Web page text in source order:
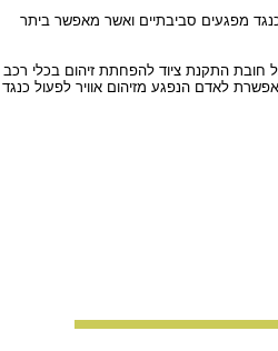
מפגעים סביבתיים ואשר מאפשר ביתר
חובת התקנת ציוד להפחתת זיהום בכלי רכב
לאדם הנפגע מזיהום אוויר לפעול כנגד